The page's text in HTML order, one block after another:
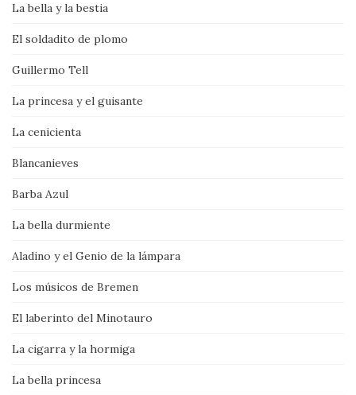
La bella y la bestia
El soldadito de plomo
Guillermo Tell
La princesa y el guisante
La cenicienta
Blancanieves
Barba Azul
La bella durmiente
Aladino y el Genio de la lámpara
Los músicos de Bremen
El laberinto del Minotauro
La cigarra y la hormiga
La bella princesa